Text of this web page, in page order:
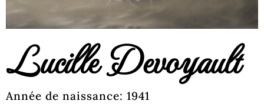
Lucille Devoyault
Année de naissance: 1941